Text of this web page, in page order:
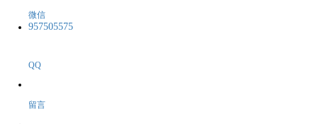
微信
957505575
QQ
留言